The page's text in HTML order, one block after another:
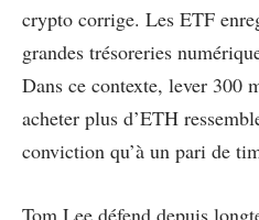
crypto corrige. Les ETF
grandes trésoreries
Dans ce contexte, lever 300
acheter plus d’ETH
conviction qu’à un pari de
Tom Lee défend depuis